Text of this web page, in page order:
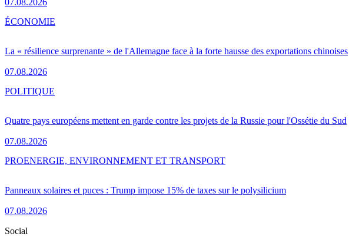
07.08.2026
La « résilience surprenante » de l'Allemagne face à la forte hausse des exportations chinoises
07.08.2026
ÉCONOMIE
Quatre pays européens mettent en garde contre les projets de la Russie pour l'Ossétie du Sud
07.08.2026
POLITIQUE
Panneaux solaires et puces : Trump impose 15% de taxes sur le polysilicium
07.08.2026
PROENERGIE, ENVIRONNEMENT ET TRANSPORT
Social